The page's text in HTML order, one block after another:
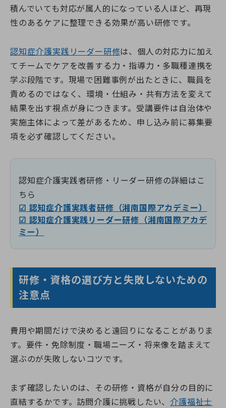
積んでいても対応が属人的になっている人ほど、再現
性のあるケアに整理できる効果が高い研修です。
認知症介護実践リーダー研修は、個人の対応力に加え
てチームでケアを改善する力・指導力・多職種連携を
学ぶ段階です。現場で困難事例が出たときに、職員を
責めるのではなく、環境・仕組み・共有方法を変えて
結果を出す視点が身につきます。受講要件は自治体や
実施主体によって差があるため、申し込み前に募集要
項を必ず確認してください。
認知症介護実践者研修・リーダー研修の詳細はこ
ちら
☑ 認知症介護実践者研修（湘南国際アカデミー）
☑ 認知症介護実践リーダー研修（湘南国際アカデ
ミー）
研修・資格の選び方と失敗しないための
注意点
費用や期間だけで決めると遠回りになることがありま
す。要件・免除制度・職場ニーズ・将来像を踏まえて
選ぶのが失敗しないコツです。
まず確認したいのは、その研修・資格が自分の目的に
直結するかです。訪問介護に挑戦したい、 介護福祉士